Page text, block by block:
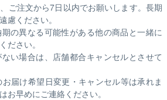
ご注文から7日以内でお願いします。長期
慮ください。
の異なる可能性がある他の商品と一緒に
ださい。
い場合は、店舗都合キャンセルとさせて
届け希望日変更・キャンセル等は承れま
お早めにご連絡ください。